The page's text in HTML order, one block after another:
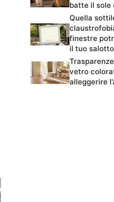
batte il sole
Quella
finestre
il tuo salotto
vetro
alleggerire